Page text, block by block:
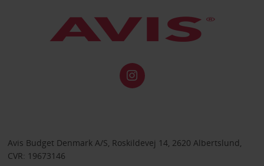
Avis Budget Denmark A/S, Roskildevej 14, 2620 Albertslund,
CVR: 19673146